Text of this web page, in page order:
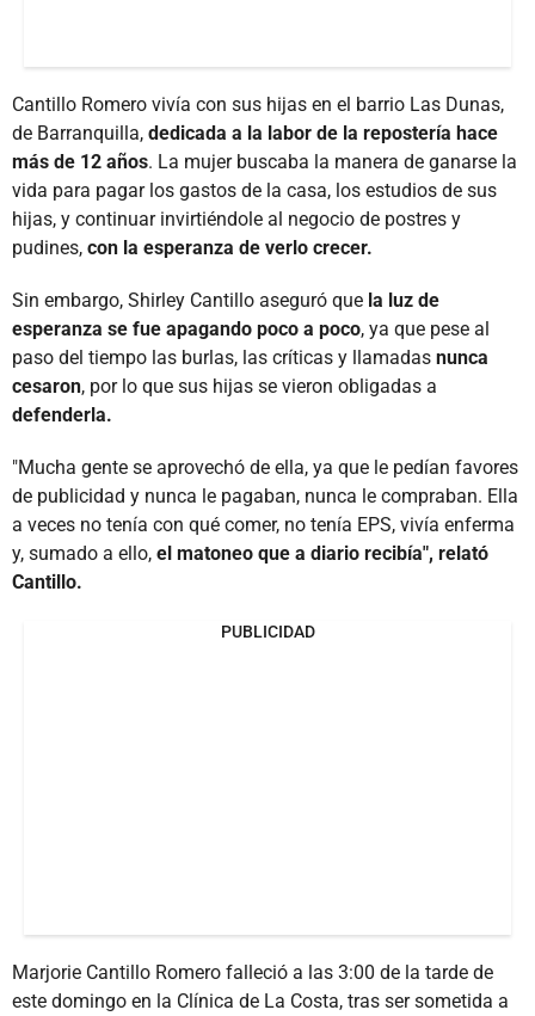
Cantillo Romero vivía con sus hijas en el barrio Las Dunas,
de Barranquilla, dedicada a la labor de la repostería hace
más de 12 años. La mujer buscaba la manera de ganarse la
vida para pagar los gastos de la casa, los estudios de sus
hijas, y continuar invirtiéndole al negocio de postres y
pudines, con la esperanza de verlo crecer.
Sin embargo, Shirley Cantillo aseguró que la luz de
esperanza se fue apagando poco a poco, ya que pese al
paso del tiempo las burlas, las críticas y llamadas nunca
cesaron, por lo que sus hijas se vieron obligadas a
defenderla.
"Mucha gente se aprovechó de ella, ya que le pedían favores
de publicidad y nunca le pagaban, nunca le compraban. Ella
a veces no tenía con qué comer, no tenía EPS, vivía enferma
y, sumado a ello, el matoneo que a diario recibía", relató
Cantillo.
PUBLICIDAD
Marjorie Cantillo Romero falleció a las 3:00 de la tarde de
este domingo en la Clínica de La Costa, tras ser sometida a